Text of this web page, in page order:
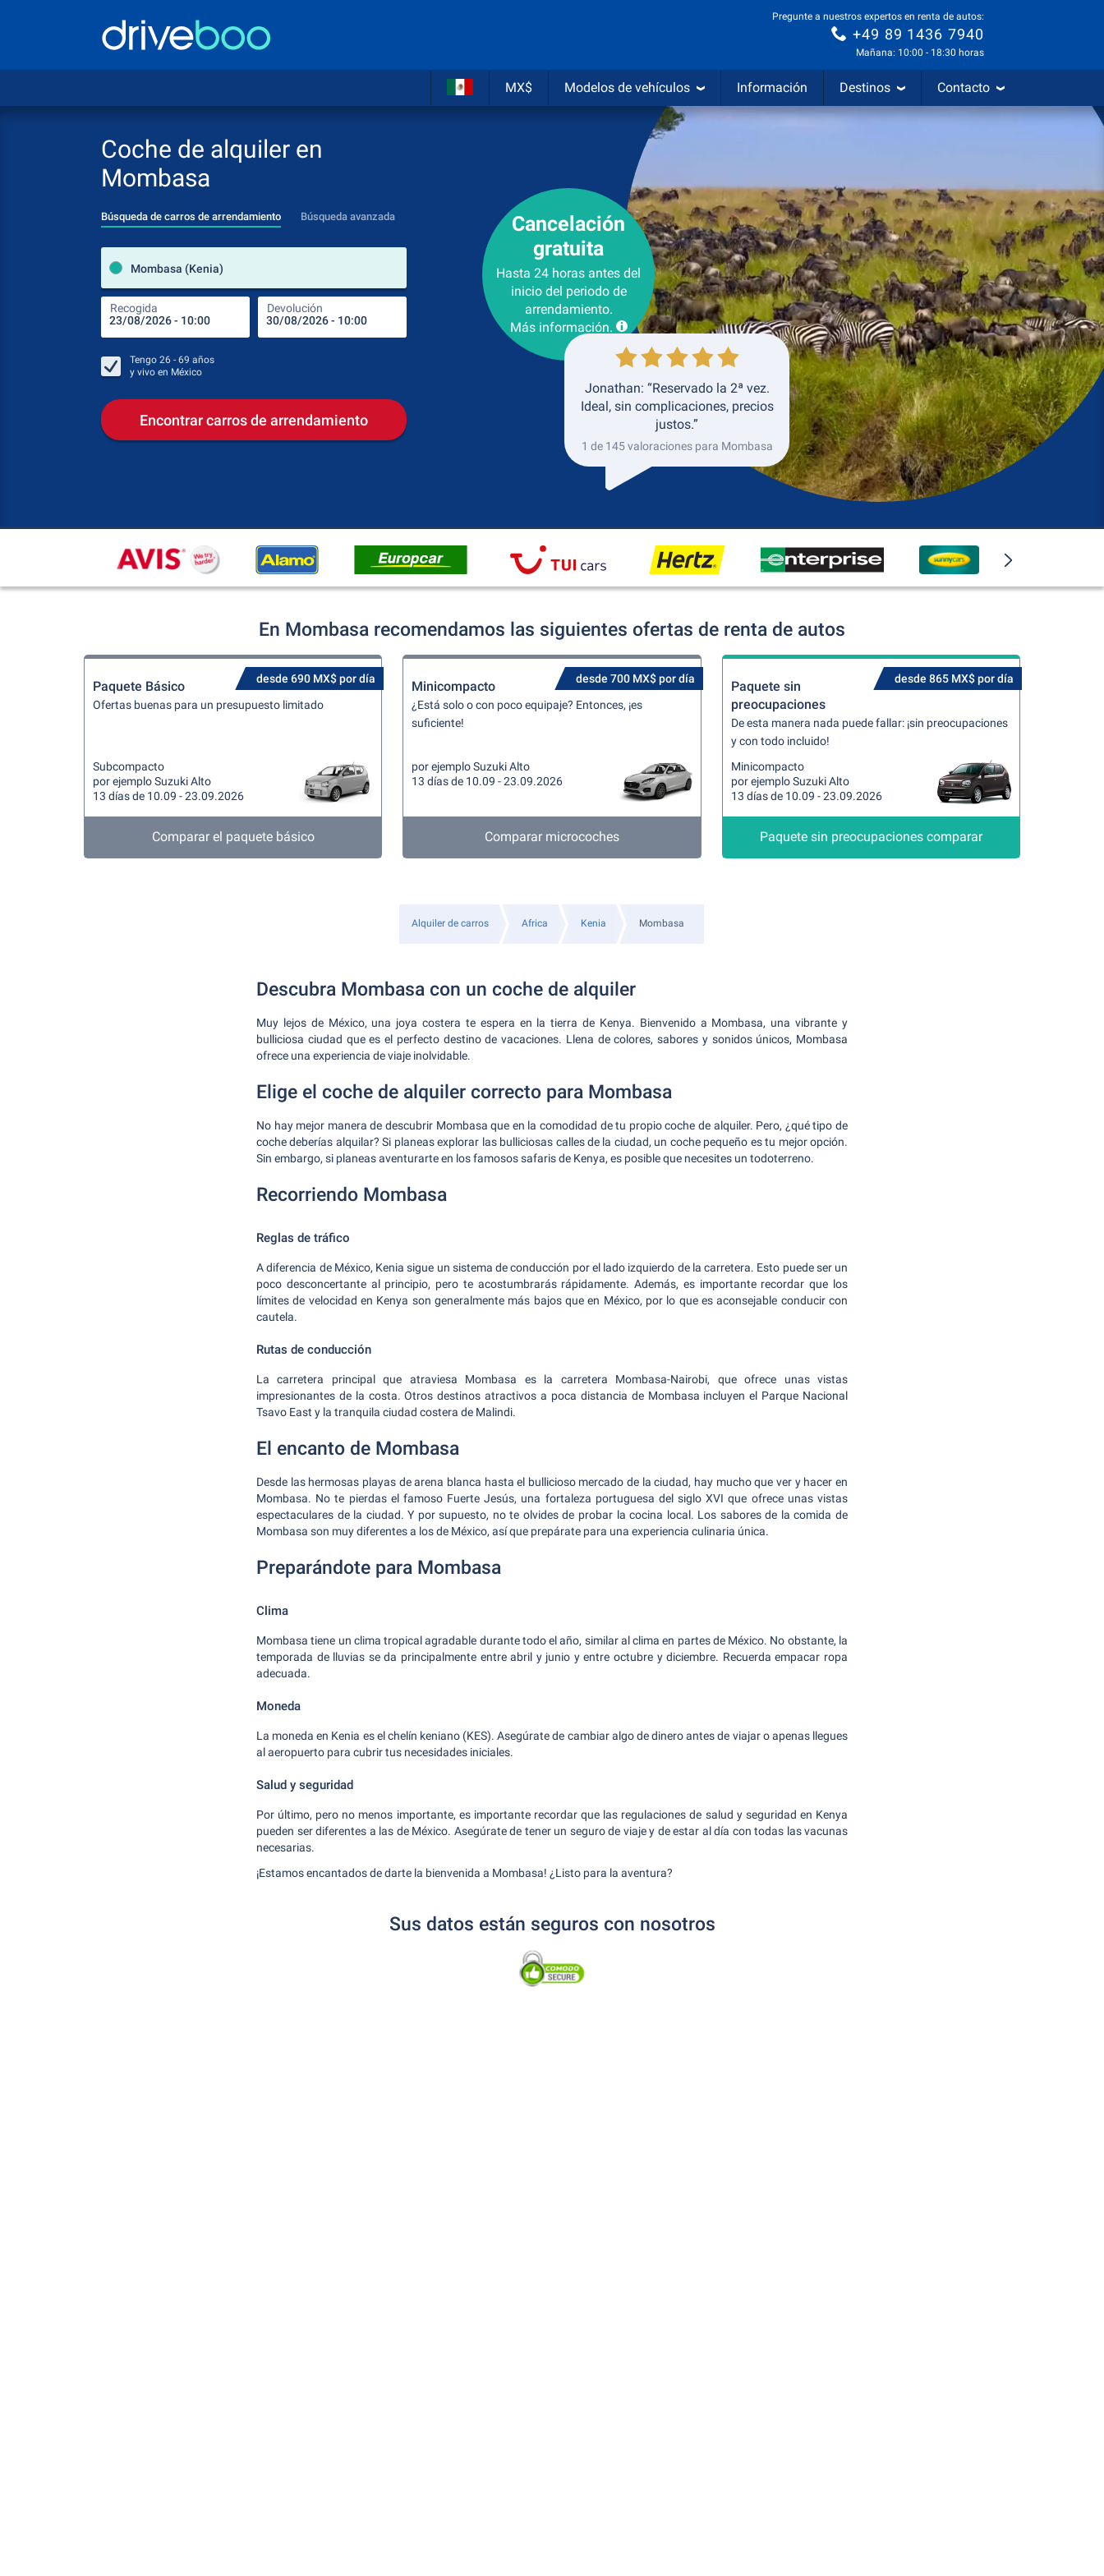
Pregunte a nuestros expertos en renta de autos:
+49 89 1436 7940
Mañana: 10:00 - 18:30 horas
MX$ Modelos de vehículos Información Destinos Contacto
Coche de alquiler en
Mombasa
Búsqueda de carros de arrendamiento Búsqueda avanzada
Mombasa (Kenia)
Recogida Devolución
lugar de arrendamiento
Lugar de devolución
Devolución
Tengo 26 - 69 años
y vivo en México
Encontrar carros de arrendamiento
Cancelación
gratuita
Hasta 24 horas antes del
inicio del periodo de
arrendamiento.
Más información.
Jonathan: “Reservado la 2ª vez.
Ideal, sin complicaciones, precios
justos.”
1 de 145 valoraciones para Mombasa
En Mombasa recomendamos las siguientes ofertas de renta de autos
desde 690 MX$ por día
Paquete Básico
Ofertas buenas para un presupuesto limitado
Subcompacto
por ejemplo Suzuki Alto
13 días de 10.09 - 23.09.2026
Comparar el paquete básico
desde 700 MX$ por día
Minicompacto
¿Está solo o con poco equipaje? Entonces, ¡es
suficiente!
por ejemplo Suzuki Alto
13 días de 10.09 - 23.09.2026
Comparar microcoches
desde 865 MX$ por día
Paquete sin
preocupaciones
De esta manera nada puede fallar: ¡sin preocupaciones
y con todo incluido!
Minicompacto
por ejemplo Suzuki Alto
13 días de 10.09 - 23.09.2026
Paquete sin preocupaciones comparar
Alquiler de carros Africa Kenia Mombasa
Descubra Mombasa con un coche de alquiler
Muy lejos de México, una joya costera te espera en la tierra de Kenya. Bienvenido a Mombasa, una vibrante y
bulliciosa ciudad que es el perfecto destino de vacaciones. Llena de colores, sabores y sonidos únicos, Mombasa
ofrece una experiencia de viaje inolvidable.
Elige el coche de alquiler correcto para Mombasa
No hay mejor manera de descubrir Mombasa que en la comodidad de tu propio coche de alquiler. Pero, ¿qué tipo de
coche deberías alquilar? Si planeas explorar las bulliciosas calles de la ciudad, un coche pequeño es tu mejor opción.
Sin embargo, si planeas aventurarte en los famosos safaris de Kenya, es posible que necesites un todoterreno.
Recorriendo Mombasa
Reglas de tráfico
A diferencia de México, Kenia sigue un sistema de conducción por el lado izquierdo de la carretera. Esto puede ser un
poco desconcertante al principio, pero te acostumbrarás rápidamente. Además, es importante recordar que los
límites de velocidad en Kenya son generalmente más bajos que en México, por lo que es aconsejable conducir con
cautela.
Rutas de conducción
La carretera principal que atraviesa Mombasa es la carretera Mombasa-Nairobi, que ofrece unas vistas
impresionantes de la costa. Otros destinos atractivos a poca distancia de Mombasa incluyen el Parque Nacional
Tsavo East y la tranquila ciudad costera de Malindi.
El encanto de Mombasa
Desde las hermosas playas de arena blanca hasta el bullicioso mercado de la ciudad, hay mucho que ver y hacer en
Mombasa. No te pierdas el famoso Fuerte Jesús, una fortaleza portuguesa del siglo XVI que ofrece unas vistas
espectaculares de la ciudad. Y por supuesto, no te olvides de probar la cocina local. Los sabores de la comida de
Mombasa son muy diferentes a los de México, así que prepárate para una experiencia culinaria única.
Preparándote para Mombasa
Clima
Mombasa tiene un clima tropical agradable durante todo el año, similar al clima en partes de México. No obstante, la
temporada de lluvias se da principalmente entre abril y junio y entre octubre y diciembre. Recuerda empacar ropa
adecuada.
Moneda
La moneda en Kenia es el chelín keniano (KES). Asegúrate de cambiar algo de dinero antes de viajar o apenas llegues
al aeropuerto para cubrir tus necesidades iniciales.
Salud y seguridad
Por último, pero no menos importante, es importante recordar que las regulaciones de salud y seguridad en Kenya
pueden ser diferentes a las de México. Asegúrate de tener un seguro de viaje y de estar al día con todas las vacunas
necesarias.
¡Estamos encantados de darte la bienvenida a Mombasa! ¿Listo para la aventura?
Sus datos están seguros con nosotros